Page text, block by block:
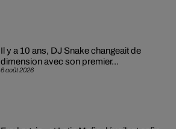
6 août 2026
Il y a 10 ans, DJ Snake changeait de
dimension avec son premier...